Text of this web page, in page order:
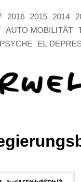
2016 2015 2014
AUTO MOBILITÄT
PSYCHE EL